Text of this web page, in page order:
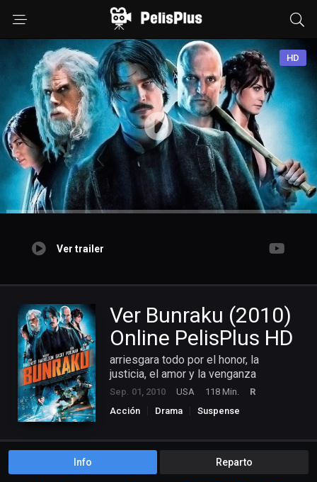
HD
Ver trailer
Ver Bunraku (2010)
Online PelisPlus HD
arriesgara todo por el honor, la
justicia, el amor y la venganza
Sep. 01, 2010 USA 118 Min.
R
Acción
Drama Suspense
Info Reparto